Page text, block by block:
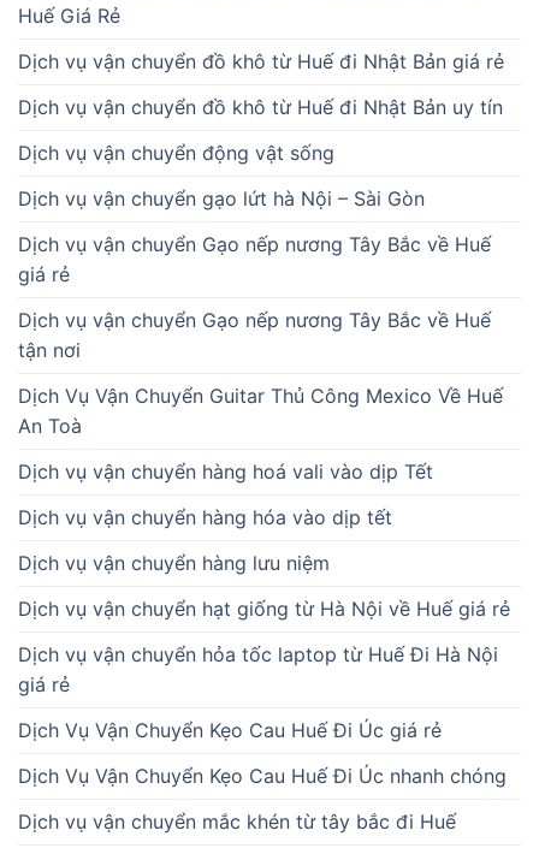
Huế Giá Rẻ
Dịch vụ vận chuyển đồ khô từ Huế đi Nhật Bản giá rẻ
Dịch vụ vận chuyển đồ khô từ Huế đi Nhật Bản uy tín
Dịch vụ vận chuyển động vật sống
Dịch vụ vận chuyển gạo lứt hà Nội – Sài Gòn
Dịch vụ vận chuyển Gạo nếp nương Tây Bắc về Huế
giá rẻ
Dịch vụ vận chuyển Gạo nếp nương Tây Bắc về Huế
tận nơi
Dịch Vụ Vận Chuyển Guitar Thủ Công Mexico Về Huế
An Toà
Dịch vụ vận chuyển hàng hoá vali vào dịp Tết
Dịch vụ vận chuyển hàng hóa vào dịp tết
Dịch vụ vận chuyển hàng lưu niệm
Dịch vụ vận chuyển hạt giống từ Hà Nội về Huế giá rẻ
Dịch vụ vận chuyển hỏa tốc laptop từ Huế Đi Hà Nội
giá rẻ
Dịch Vụ Vận Chuyển Kẹo Cau Huế Đi Úc giá rẻ
Dịch Vụ Vận Chuyển Kẹo Cau Huế Đi Úc nhanh chóng
Dịch vụ vận chuyển mắc khén từ tây bắc đi Huế